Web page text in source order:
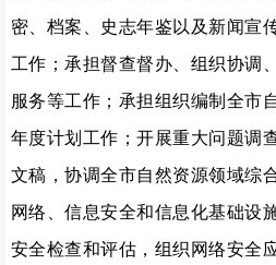
密、档案、史志年鉴以及新闻宣
工作 ； 承担督查督办、组织协调
服务等工作 ； 承担组织编制全市
年度计划工作 ； 开展重大问题调
文稿，协调全市自然资源领域综
网络、信息安全和信息化基础设
安全检查和评估，组织网络安全